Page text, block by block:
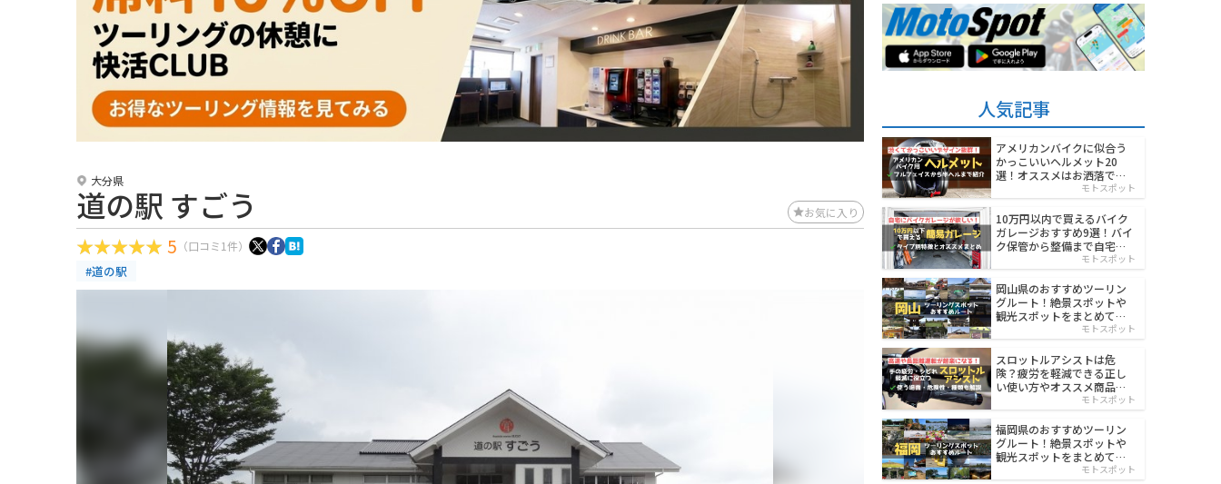
大分県
道の駅 すごう お気に入り
5 （口コミ1件）
#道の駅
人気記事
アメリカンバイクに似合う
かっこいいヘルメット20
選！オススメはお洒落でワ
モトスポット
10万円以内で買えるバイク
ガレージおすすめ9選！バイ
ク保管から整備まで自宅で
モトスポット
岡山県のおすすめツーリン
グルート！絶景スポットや
観光スポットをまとめて紹
モトスポット
スロットルアシストは危
険？疲労を軽減できる正し
い使い方やオススメ商品を
モトスポット
福岡県のおすすめツーリン
グルート！絶景スポットや
観光スポットをまとめて紹
モトスポット